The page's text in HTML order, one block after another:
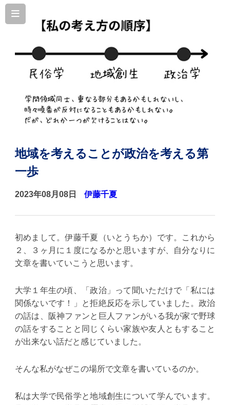
地域を考えることが政治を考える第
一歩
2023年08月08日 伊藤千夏
初めまして。伊藤千夏（いとうちか）です。これから
２、３ヶ月に１度になるかと思いますが、自分なりに
文章を書いていこうと思います。
大学１年生の頃、「政治」って聞いただけで「私には
関係ないです！」と拒絶反応を示していました。政治
の話は、阪神ファンと巨人ファンがいる我が家で野球
の話をすることと同じくらい家族や友人ともすること
が出来ない話だと感じていました。
そんな私がなぜこの場所で文章を書いているのか。
私は大学で民俗学と地域創生について学んでいます。